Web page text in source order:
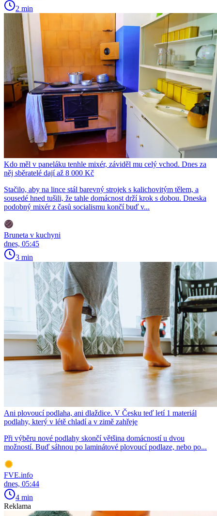
2 min
Kdo měl v paneláku tenhle mixér, záviděl mu celý vchod. Dnes za
něj sběratelé dají až 8 000 Kč
Stačilo, aby na lince stál barevný strojek s kalichovitým tělem, a
sousedé hned tušili, že tahle domácnost drží krok s dobou. Dneska
podobný mixér z časů socialismu končí buď v...
Bruneta v kuchyni
dnes, 05:45
3 min
Ani plovoucí podlaha, ani dlaždice. V Česku teď letí 1 materiál
podlahy, který v létě chladí a v zimě zahřeje
Při výběru nové podlahy skončí většina domácností u dvou
možností. Buď sáhnou po laminátové plovoucí podlaze, nebo po...
FVE.info
dnes, 05:44
4 min
Reklama